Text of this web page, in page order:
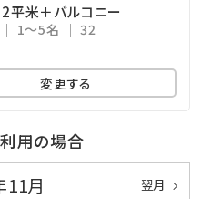
とができます！
00／15：00～24：00
間
平米＋バルコニー
1～5名 32
変更する
用の場合
11月 翌月